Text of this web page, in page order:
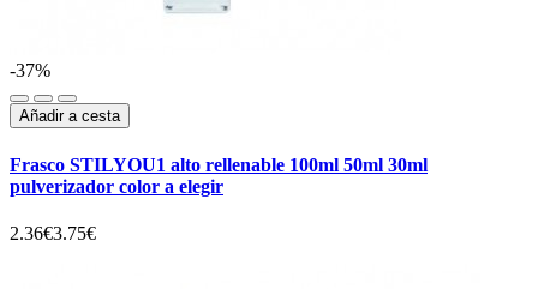
-37%
Añadir a cesta
Frasco STILYOU1 alto rellenable 100ml 50ml 30ml
pulverizador color a elegir
2.36€3.75€